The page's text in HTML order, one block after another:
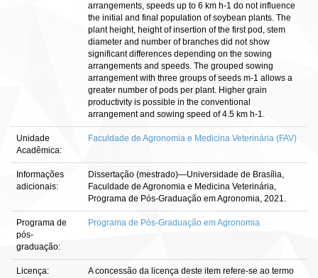
arrangements, speeds up to 6 km h-1 do not influence
the initial and final population of soybean plants. The
plant height, height of insertion of the first pod, stem
diameter and number of branches did not show
significant differences depending on the sowing
arrangements and speeds. The grouped sowing
arrangement with three groups of seeds m-1 allows a
greater number of pods per plant. Higher grain
productivity is possible in the conventional
arrangement and sowing speed of 4.5 km h-1.
Unidade
Acadêmica:
Faculdade de Agronomia e Medicina Veterinária (FAV)
Informações
adicionais:
Dissertação (mestrado)—Universidade de Brasília,
Faculdade de Agronomia e Medicina Veterinária,
Programa de Pós-Graduação em Agronomia, 2021.
Programa de
pós-
graduação:
Programa de Pós-Graduação em Agronomia
Licença: A concessão da licença deste item refere-se ao termo